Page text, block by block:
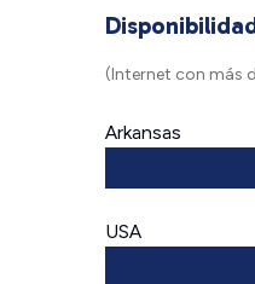
(Internet con más
Arkansas
USA